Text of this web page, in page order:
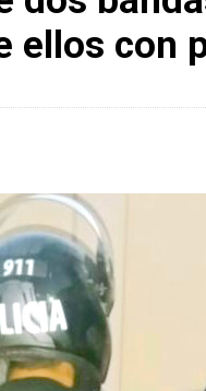
ellos con